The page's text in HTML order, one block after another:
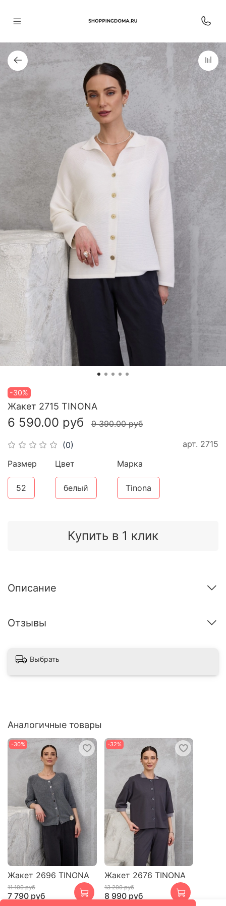
-30%
(0) арт. 2715
Жакет 2715 TINONA
6 590.00 руб 9 390.00 руб
Купить в 1 клик
Размер
52
Цвет
белый
Марка
Tinona
Описание
Отзывы
Выбрать
Аналогичные товары
-30%
Жакет 2696 TINONA
11 190 руб
7 790 руб
-32%
Жакет 2676 TINONA
13 290 руб
8 990 руб